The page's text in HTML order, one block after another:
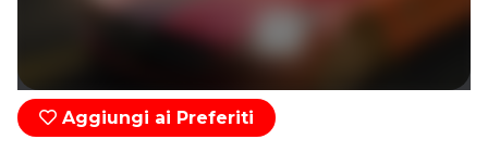
Aggiungi ai Preferiti